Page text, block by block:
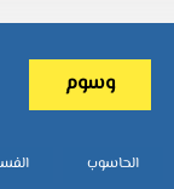
وسوم
الحاسوب